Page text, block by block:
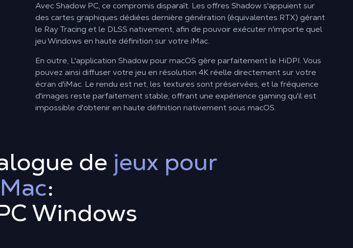
Avec Shadow PC, ce compromis disparaît. Les offres Shadow s'appuient sur
des cartes graphiques dédiées dernière génération (équivalentes RTX) gérant
le Ray Tracing et le DLSS nativement, afin de pouvoir exécuter n'importe quel
jeu Windows en haute définition sur votre iMac.
En outre, L'application Shadow pour macOS gère parfaitement le HiDPI. Vous
pouvez ainsi diffuser votre jeu en résolution 4K réelle directement sur votre
écran d'iMac. Le rendu est net, les textures sont préservées, et la fréquence
d'images reste parfaitement stable, offrant une expérience gaming qu'il est
impossible d'obtenir en haute définition nativement sous macOS.
de jeux pour
:
Windows